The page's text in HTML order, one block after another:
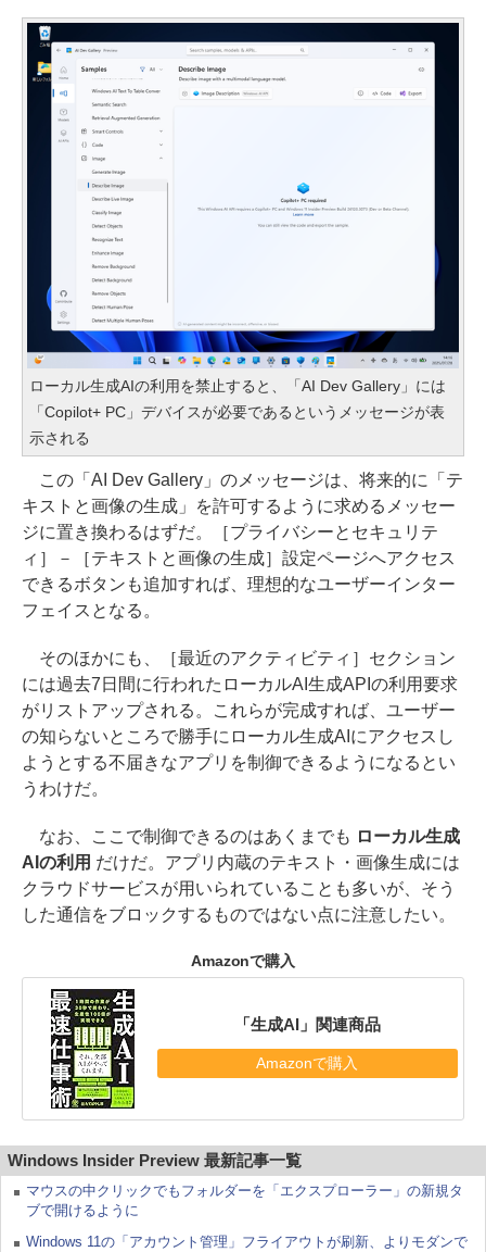
ローカル生成AIの利用を禁止すると、「AI Dev Gallery」には
「Copilot+ PC」デバイスが必要であるというメッセージが表
示される
この「AI Dev Gallery」のメッセージは、将来的に「テ
キストと画像の生成」を許可するように求めるメッセー
ジに置き換わるはずだ。［プライバシーとセキュリテ
ィ］－［テキストと画像の生成］設定ページへアクセス
できるボタンも追加すれば、理想的なユーザーインター
フェイスとなる。
そのほかにも、［最近のアクティビティ］セクション
には過去7日間に行われたローカルAI生成APIの利用要求
がリストアップされる。これらが完成すれば、ユーザー
の知らないところで勝手にローカル生成AIにアクセスし
ようとする不届きなアプリを制御できるようになるとい
うわけだ。
なお、ここで制御できるのはあくまでも ローカル生成
AIの利用 だけだ。アプリ内蔵のテキスト・画像生成には
クラウドサービスが用いられていることも多いが、そう
した通信をブロックするものではない点に注意したい。
Amazonで購入
「生成AI」関連商品
Amazonで購入
Windows Insider Preview 最新記事一覧
マウスの中クリックでもフォルダーを「エクスプローラー」の新規タ
ブで開けるように
Windows 11の「アカウント管理」フライアウトが刷新、よりモダンで